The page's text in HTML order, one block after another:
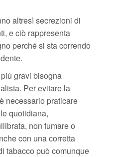
altresì secrezioni di
e ciò rappresenta
perché si sta correndo
gravi bisogna
Per evitare la
necessario praticare
quotidiana,
non fumare o
con una corretta
tabacco può comunque